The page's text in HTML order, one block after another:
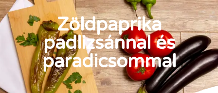
Zöldpaprika
padlizsánnal és
paradicsommal